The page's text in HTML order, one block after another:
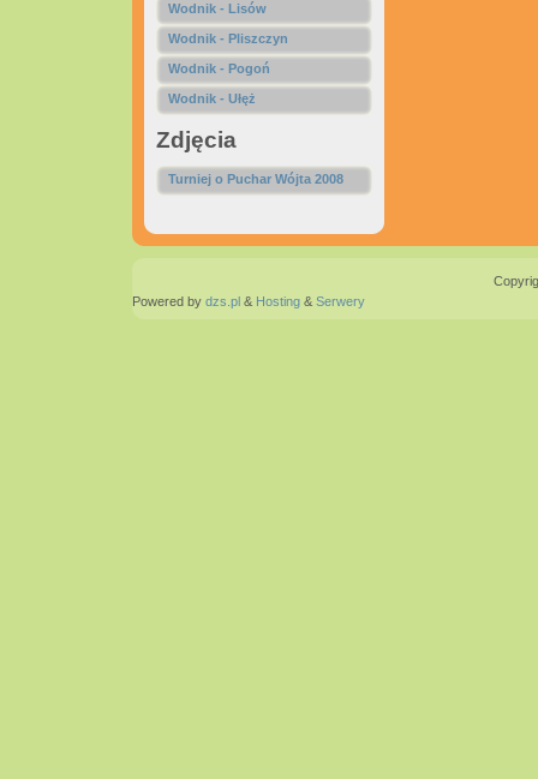
Wodnik - Lisów
Wodnik - Pliszczyn
Wodnik - Pogoń
Wodnik - Ułęż
Zdjęcia
Turniej o Puchar Wójta 2008
Powered by dzs.pl & Hosting & Serwery